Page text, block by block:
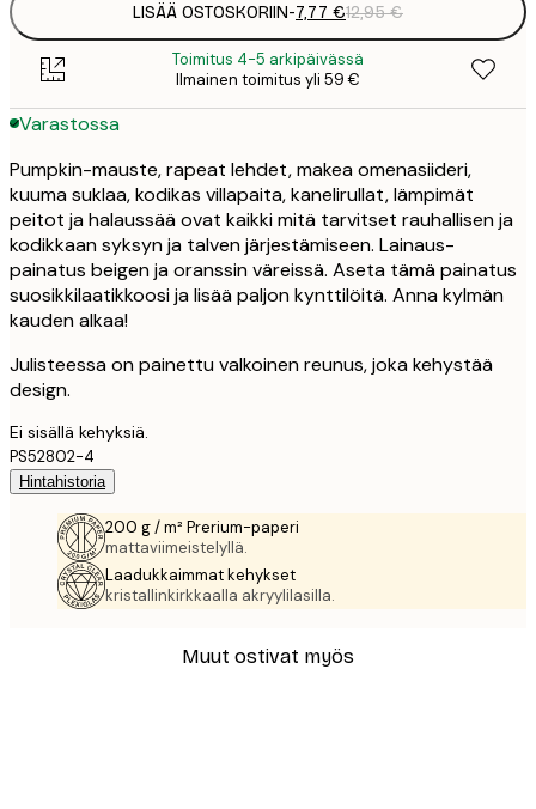
LISÄÄ OSTOSKORIIN-7,77 €12,95 €
Toimitus 4-5 arkipäivässä
Ilmainen toimitus yli 59 €
Varastossa
Pumpkin-mauste, rapeat lehdet, makea omenasiideri,
kuuma suklaa, kodikas villapaita, kanelirullat, lämpimät
peitot ja halaussää ovat kaikki mitä tarvitset rauhallisen ja
kodikkaan syksyn ja talven järjestämiseen. Lainaus-
painatus beigen ja oranssin väreissä. Aseta tämä painatus
suosikkilaatikkoosi ja lisää paljon kynttilöitä. Anna kylmän
kauden alkaa!
Julisteessa on painettu valkoinen reunus, joka kehystää
design.
Ei sisällä kehyksiä.
PS52802-4
Hintahistoria
200 g / m² Prerium-paperi
mattaviimeistelyllä.
Laadukkaimmat kehykset
kristallinkirkkaalla akryylilasilla.
Muut ostivat myös